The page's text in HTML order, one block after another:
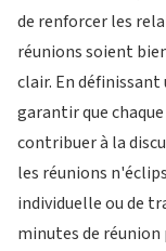
de renforcer les
réunions soient
clair. En
garantir que
contribuer à la
les réunions
individuelle ou de
minutes de réunion